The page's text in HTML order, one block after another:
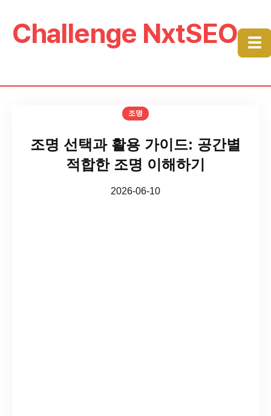
Challenge NxtSEO ☰
조명
조명 선택과 활용 가이드: 공간별
적합한 조명 이해하기
2026-06-10